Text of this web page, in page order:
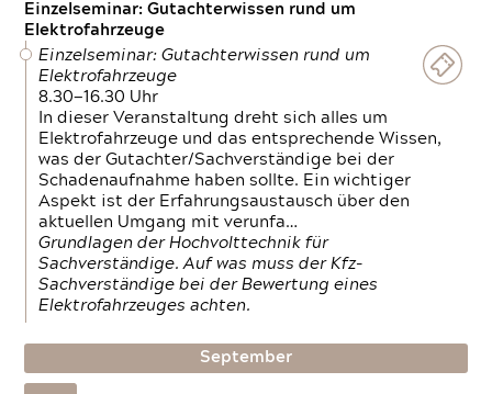
Einzelseminar: Gutachterwissen rund um
Elektrofahrzeuge
Einzelseminar: Gutachterwissen rund um
Elektrofahrzeuge
8.30—16.30 Uhr
In dieser Veranstaltung dreht sich alles um
Elektrofahrzeuge und das entsprechende Wissen,
was der Gutachter/Sachverständige bei der
Schadenaufnahme haben sollte. Ein wichtiger
Aspekt ist der Erfahrungsaustausch über den
aktuellen Umgang mit verunfa…
Grundlagen der Hochvolttechnik für
Sachverständige. Auf was muss der Kfz-
Sachverständige bei der Bewertung eines
Elektrofahrzeuges achten.
September